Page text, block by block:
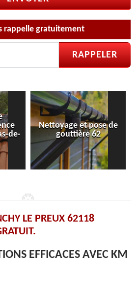
rappelle gratuitement
et pose de
62
Pose et
velux 62
LE PREUX 62118
EFFICACES AVEC KM